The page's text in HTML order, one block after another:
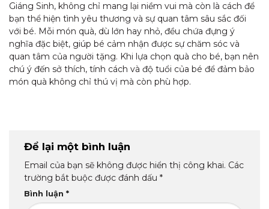
Giáng Sinh, không chỉ mang lại niềm vui mà còn là cách để
bạn thể hiện tình yêu thương và sự quan tâm sâu sắc đối
với bé. Mỗi món quà, dù lớn hay nhỏ, đều chứa đựng ý
nghĩa đặc biệt, giúp bé cảm nhận được sự chăm sóc và
quan tâm của người tặng. Khi lựa chọn quà cho bé, bạn nên
chú ý đến sở thích, tính cách và độ tuổi của bé để đảm bảo
món quà không chỉ thú vị mà còn phù hợp.
Để lại một bình luận
Email của bạn sẽ không được hiển thị công khai. Các
trường bắt buộc được đánh dấu *
Bình luận *